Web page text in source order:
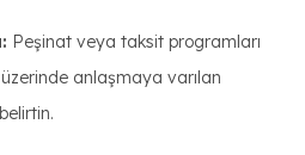
Peşinat veya taksit programları
anlaşmaya varılan